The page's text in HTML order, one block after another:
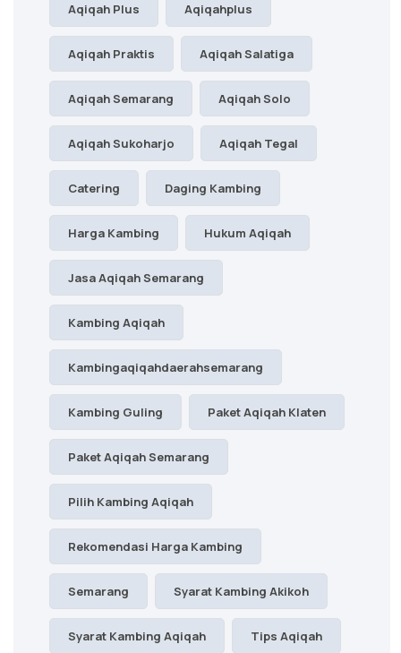
Aqiqah Plus Aqiqahplus
Aqiqah Praktis Aqiqah Salatiga
Aqiqah Semarang Aqiqah Solo
Aqiqah Sukoharjo Aqiqah Tegal
Catering Daging Kambing
Harga Kambing Hukum Aqiqah
Jasa Aqiqah Semarang
Kambing Aqiqah
Kambingaqiqahdaerahsemarang
Kambing Guling Paket Aqiqah Klaten
Paket Aqiqah Semarang
Pilih Kambing Aqiqah
Rekomendasi Harga Kambing
Semarang Syarat Kambing Akikoh
Syarat Kambing Aqiqah Tips Aqiqah